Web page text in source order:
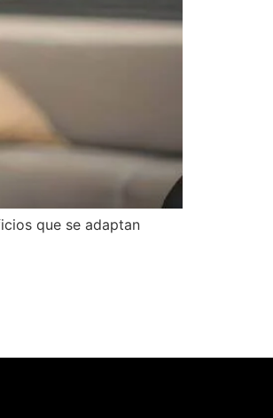
que se adaptan